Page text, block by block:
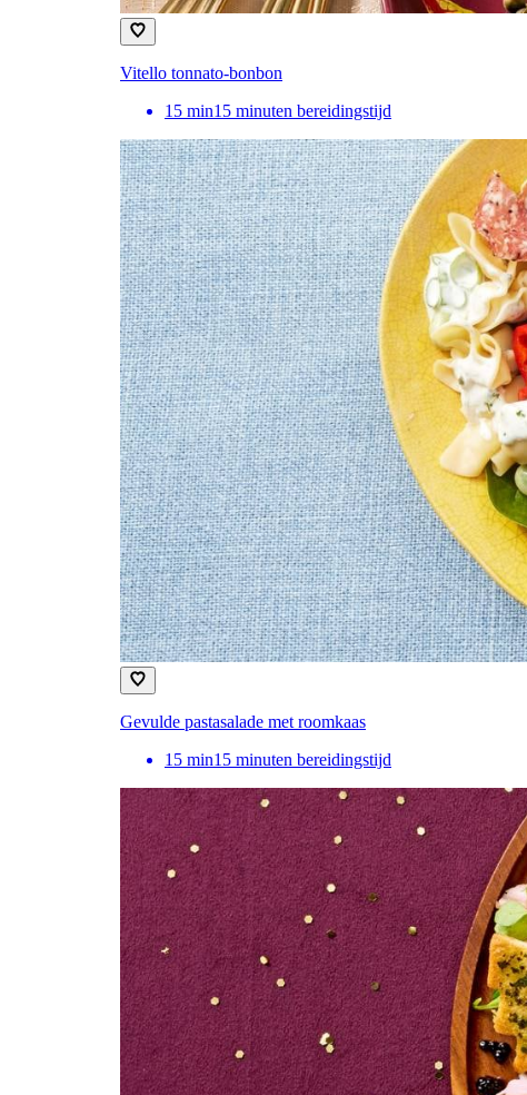
Vitello tonnato-bonbon
15 min15 minuten bereidingstijd
Gevulde pastasalade met roomkaas
15 min15 minuten bereidingstijd